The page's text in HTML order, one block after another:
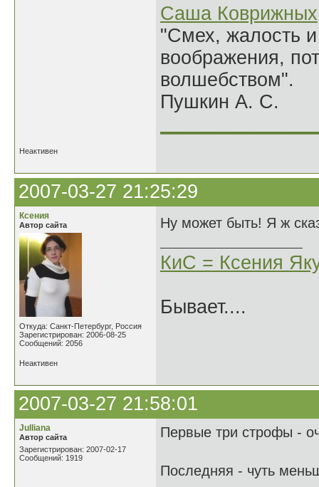
Саша Коврижных
"Смех, жалость
воображения,
волшебством".
Пушкин А. С.
Неактивен
2007-03-27 21:25:29
Ксения
Автор сайта
Откуда: Санкт-Петербург, Россия
Зарегистрирован: 2006-08-25
Сообщений: 2056
Ну может быть! Я ж
КиС = Ксения
Бывает....
Неактивен
2007-03-27 21:58:01
Julliana
Автор сайта
Зарегистрирован: 2007-02-17
Сообщений: 1919
Первые три строфы -
Последняя - чуть